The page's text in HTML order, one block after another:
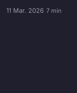
11 Mar. 2026 7 min